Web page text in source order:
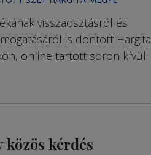
visszaosztásról és
is döntött Hargita
online tartott soron kívüli
közös kérdés